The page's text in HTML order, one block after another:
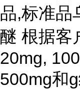
品,标准品
醚 根据客
20mg,
500mg和g